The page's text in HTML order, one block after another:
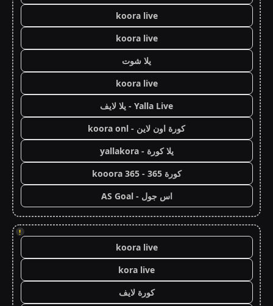
koora live
koora live
يلا شوت
koora live
Yalla Live - يلا لايف
كورة اون لاين - koora onl
يلا كورة - yallakora
كورة 365 - kooora 365
اس جول - AS Goal
!
koora live
kora live
كورة لايف